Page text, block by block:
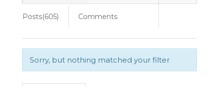
Posts(605) Comments
Sorry, but nothing matched your filter